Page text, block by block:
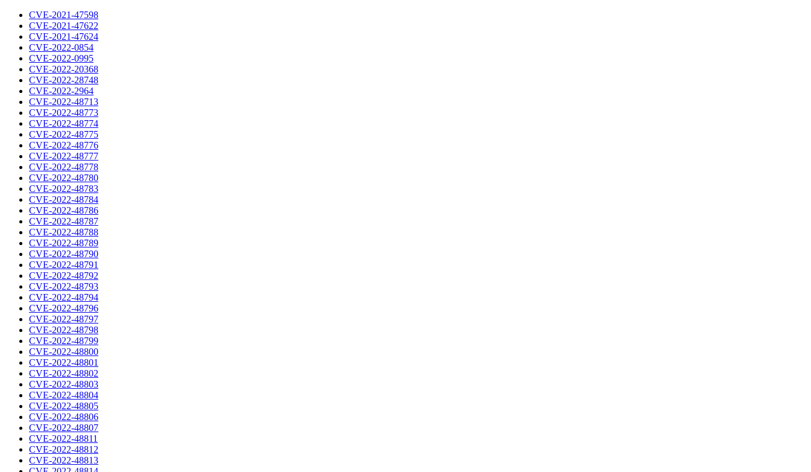
CVE-2021-47598
CVE-2021-47622
CVE-2021-47624
CVE-2022-0854
CVE-2022-0995
CVE-2022-20368
CVE-2022-28748
CVE-2022-2964
CVE-2022-48713
CVE-2022-48773
CVE-2022-48774
CVE-2022-48775
CVE-2022-48776
CVE-2022-48777
CVE-2022-48778
CVE-2022-48780
CVE-2022-48783
CVE-2022-48784
CVE-2022-48786
CVE-2022-48787
CVE-2022-48788
CVE-2022-48789
CVE-2022-48790
CVE-2022-48791
CVE-2022-48792
CVE-2022-48793
CVE-2022-48794
CVE-2022-48796
CVE-2022-48797
CVE-2022-48798
CVE-2022-48799
CVE-2022-48800
CVE-2022-48801
CVE-2022-48802
CVE-2022-48803
CVE-2022-48804
CVE-2022-48805
CVE-2022-48806
CVE-2022-48807
CVE-2022-48811
CVE-2022-48812
CVE-2022-48813